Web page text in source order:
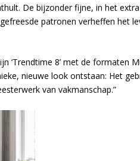
De bijzonder fijne, in het
patronen verheffen het
‘Trendtime 8’ met de formaten
nieuwe look ontstaan: Het
van vakmanschap.”